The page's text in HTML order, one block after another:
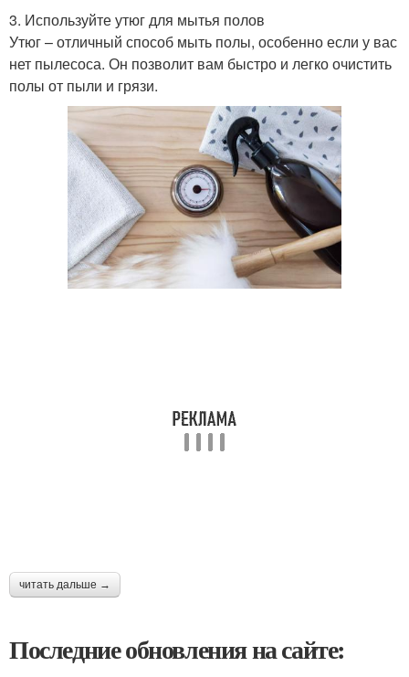
3. Используйте утюг для мытья полов
Утюг – отличный способ мыть полы, особенно если у вас
нет пылесоса. Он позволит вам быстро и легко очистить
полы от пыли и грязи.
читать дальше →
Последние обновления на сайте: